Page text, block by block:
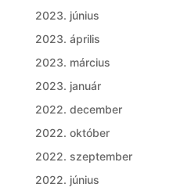
2023. június
2023. április
2023. március
2023. január
2022. december
2022. október
2022. szeptember
2022. június